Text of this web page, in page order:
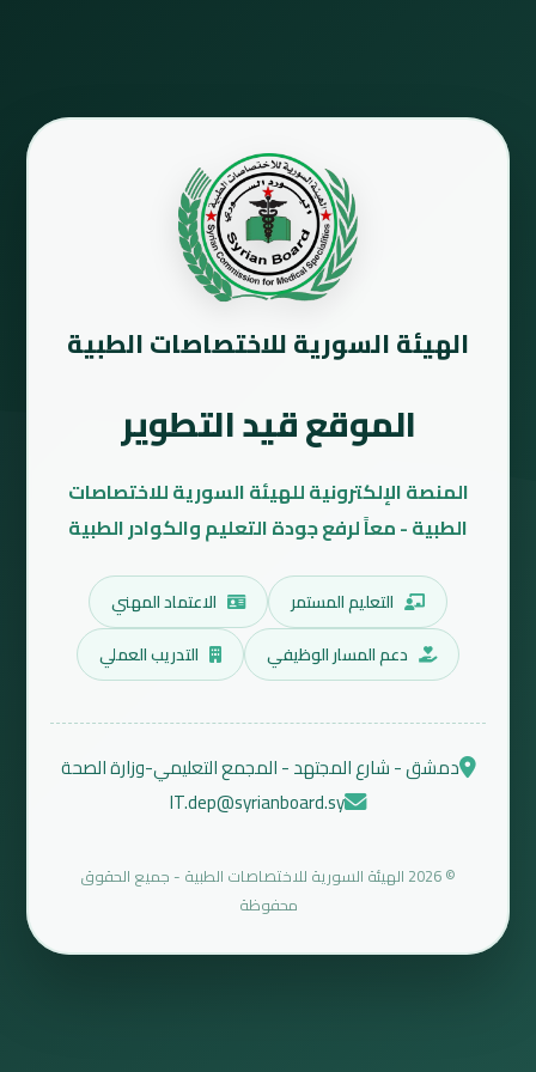
الهيئة السورية للاختصاصات الطبية
الموقع قيد التطوير
المنصة الإلكترونية للهيئة السورية للاختصاصات
الطبية - معاً لرفع جودة التعليم والكوادر الطبية
التعليم المستمر
الاعتماد المهني
دعم المسار الوظيفي
التدريب العملي
دمشق - شارع المجتهد - المجمع التعليمي-وزارة الصحة
IT.dep@syrianboard.sy
© 2026 الهيئة السورية للاختصاصات الطبية - جميع الحقوق
محفوظة